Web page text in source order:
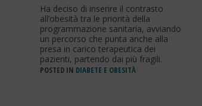
Ha deciso di inserire il contrasto
all’obesità tra le priorità della
programmazione sanitaria, avviando
un percorso che punta anche alla
presa in carico terapeutica dei
pazienti, partendo dai più fragili.
POSTED IN DIABETE E OBESITÀ